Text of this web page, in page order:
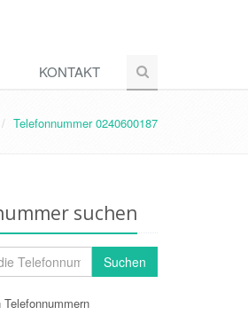
KONTAKT
Telefonnummer 0240600187
suchen
Suchen